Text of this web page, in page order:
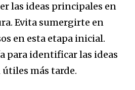
las ideas principales en
Evita sumergirte en
en esta etapa inicial.
para identificar las ideas
útiles más tarde.